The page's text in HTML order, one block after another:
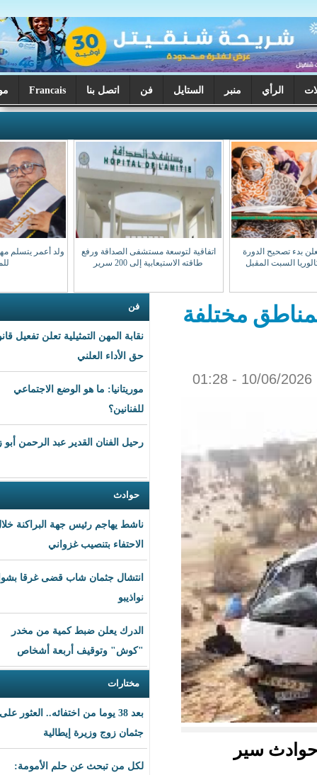
الستايل فن اتصل بنا Francais موريتانيا اليوم
اتفاقية لتوسعة مستشفى الصداقة ورفع
طاقته الاستيعابية إلى 200 سرير
ولد أعمر يتسلم مهامه نقيبا للهيئة الوطنية
نقابة المهن التمثيلية تعلن تفعيل قانون
موريتانيا: ما هو الوضع الاجتماعي
رحيل الفنان القدير عبد الرحمن أبو زهرة
حوادث
ناشط يهاجم رئيس جهة البراكنة خلال
الاحتفاء بتنصيب غزواني
انتشال جثمان شاب قضى غرقا بشواطئ
نواذيبو
الدرك يعلن ضبط كمية من مخدر
"كوش" وتوقيف أربعة أشخاص
مختارات
بعد 38 يوما من اختفائه.. العثور على
جثمان زوج وزيرة إيطالية
لكل من تبحث عن حلم الأمومة: